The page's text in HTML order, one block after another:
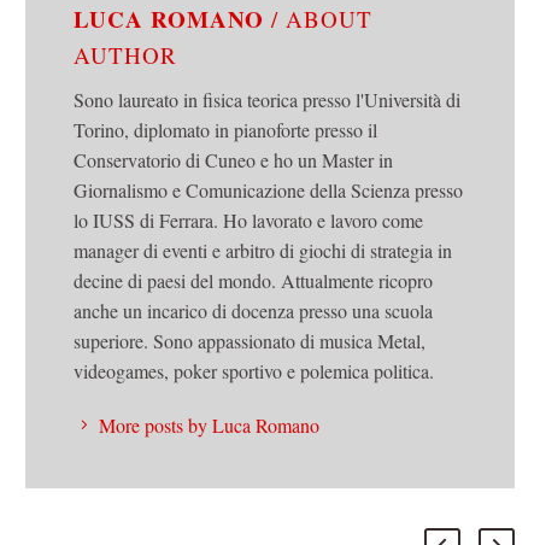
LUCA ROMANO/ ABOUT
AUTHOR
Sono laureato in fisica teorica presso l'Università di
Torino, diplomato in pianoforte presso il
Conservatorio di Cuneo e ho un Master in
Giornalismo e Comunicazione della Scienza presso
lo IUSS di Ferrara. Ho lavorato e lavoro come
manager di eventi e arbitro di giochi di strategia in
decine di paesi del mondo. Attualmente ricopro
anche un incarico di docenza presso una scuola
superiore. Sono appassionato di musica Metal,
videogames, poker sportivo e polemica politica.
More posts by Luca Romano